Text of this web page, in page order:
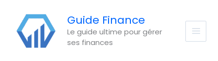
contenu
Guide Finance
Le guide ultime pour gérer
ses finances